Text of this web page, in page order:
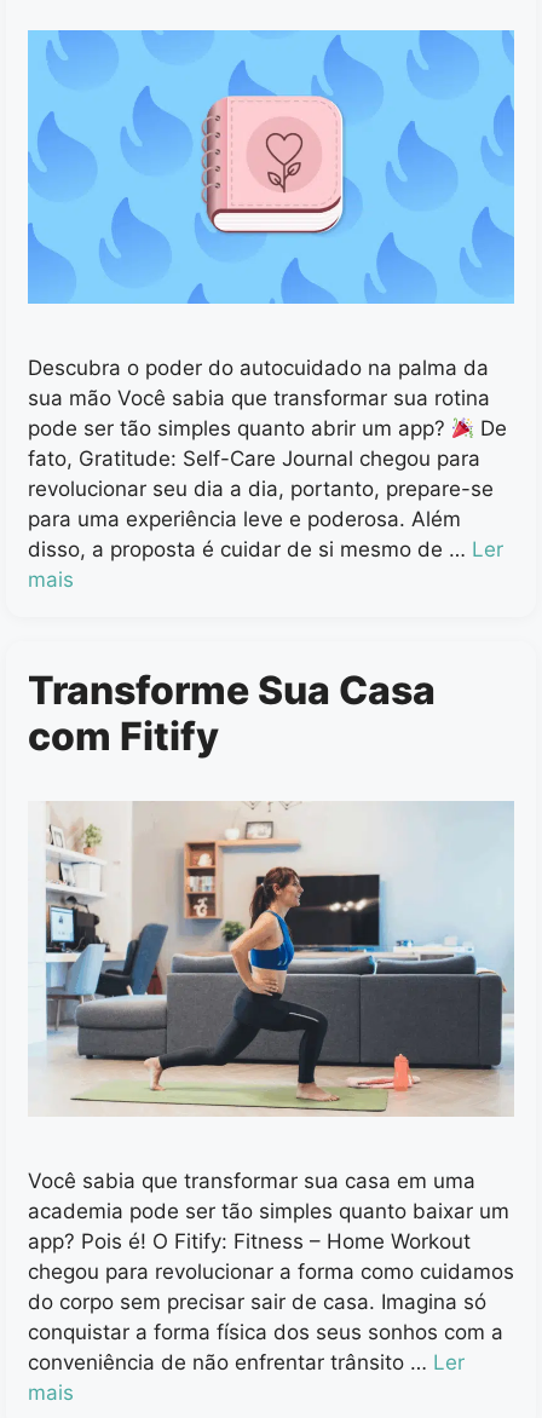
Descubra o poder do autocuidado na palma da
sua mão Você sabia que transformar sua rotina
pode ser tão simples quanto abrir um app?
De
fato, Gratitude: Self-Care Journal chegou para
revolucionar seu dia a dia, portanto, prepare-se
para uma experiência leve e poderosa. Além
disso, a proposta é cuidar de si mesmo de … Ler
mais
Transforme Sua Casa
com Fitify
Você sabia que transformar sua casa em uma
academia pode ser tão simples quanto baixar um
app? Pois é! O Fitify: Fitness – Home Workout
chegou para revolucionar a forma como cuidamos
do corpo sem precisar sair de casa. Imagina só
conquistar a forma física dos seus sonhos com a
conveniência de não enfrentar trânsito … Ler
mais